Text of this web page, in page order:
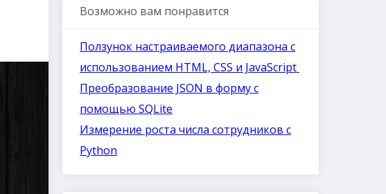
Возможно вам понравится
Ползунок настраиваемого диапазона с
использованием HTML, CSS и JavaScript
Преобразование JSON в форму с
помощью SQLite
Измерение роста числа сотрудников с
Python